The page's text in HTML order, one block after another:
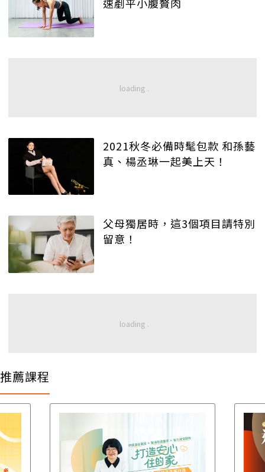
2021秋冬必備時髦包款 和孫藝
真、楊丞琳一起美上天！
父母獨居時，這3個項目請特別
留意！
推薦課程